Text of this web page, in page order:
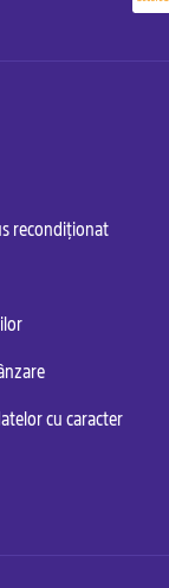
recondiționat
cu caracter